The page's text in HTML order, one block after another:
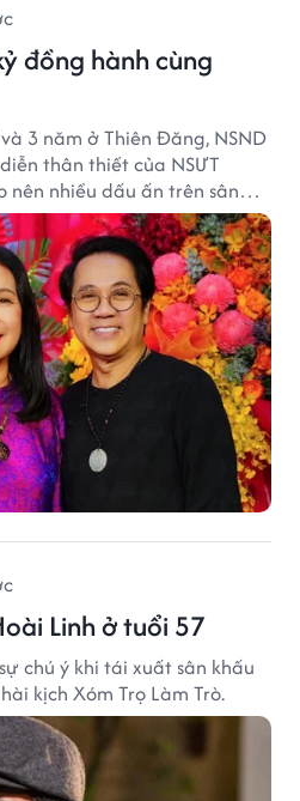
đồng hành cùng
3 năm ở Thiên Đăng, NSND
thân thiết của NSƯT
nên nhiều dấu ấn trên sân
Linh ở tuổi 57
chú ý khi tái xuất sân khấu
kịch Xóm Trọ Làm Trò.